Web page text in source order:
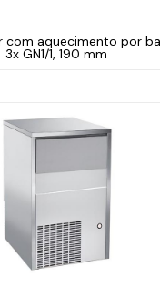
com aquecimento por
3x GN1/1, 190 mm